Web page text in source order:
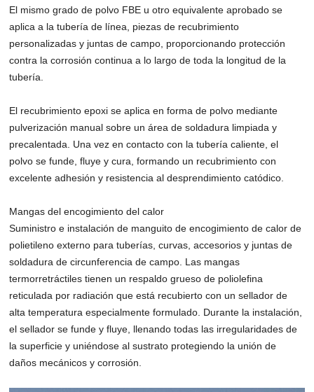
El mismo grado de polvo FBE u otro equivalente aprobado se
aplica a la tubería de línea, piezas de recubrimiento
personalizadas y juntas de campo, proporcionando protección
contra la corrosión continua a lo largo de toda la longitud de la
tubería.
El recubrimiento epoxi se aplica en forma de polvo mediante
pulverización manual sobre un área de soldadura limpiada y
precalentada. Una vez en contacto con la tubería caliente, el
polvo se funde, fluye y cura, formando un recubrimiento con
excelente adhesión y resistencia al desprendimiento catódico.
Mangas del encogimiento del calor
Suministro e instalación de manguito de encogimiento de calor de
polietileno externo para tuberías, curvas, accesorios y juntas de
soldadura de circunferencia de campo. Las mangas
termorretráctiles tienen un respaldo grueso de poliolefina
reticulada por radiación que está recubierto con un sellador de
alta temperatura especialmente formulado. Durante la instalación,
el sellador se funde y fluye, llenando todas las irregularidades de
la superficie y uniéndose al sustrato protegiendo la unión de
daños mecánicos y corrosión.